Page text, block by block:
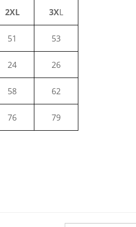
2XL 3XL
51 53
24 26
58 62
76 79